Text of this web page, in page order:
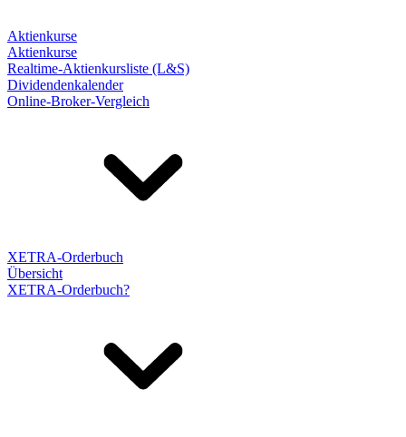
Aktienkurse
Aktienkurse
Realtime-Aktienkursliste (L&S)
Dividendenkalender
Online-Broker-Vergleich
XETRA-Orderbuch
Übersicht
XETRA-Orderbuch?